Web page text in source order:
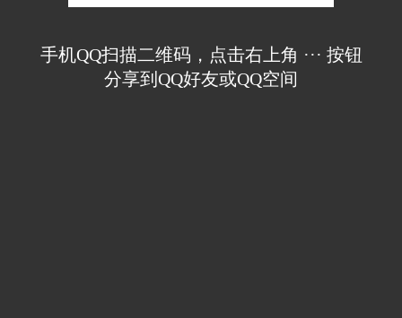
手机QQ扫描二维码，点击右上角 ··· 按钮
分享到QQ好友或QQ空间